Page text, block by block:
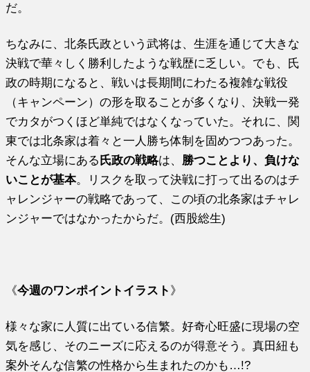
だ。
ちなみに、北条氏政という武将は、生涯を通じて大きな
決戦で華々しく勝利したような戦歴に乏しい。でも、氏
政の時期になると、戦いは長期間にわたる複雑な戦役
（キャンペーン）の形を取ることが多くなり、決戦一発
でカタがつくほど単純ではなくなっていた。それに、関
東では北条家は着々と一人勝ち体制を固めつつあった。
そんな立場にある 氏政の戦略は、 勝つことより、負けな
いことが基本。リスクを取って決戦に打って出るのはチ
ャレンジャーの戦略であって、この頃の北条家はチャレ
ンジャーではなかったからだ。(西股総生)
《今週のワンポイントイラスト 》
様々な家に人質に出ている信繁。好奇心旺盛に現場の空
気を感じ、そのニーズに応えるのが得意そう。真田紐も
案外そんな信繁の性格から生まれたのかも…!?